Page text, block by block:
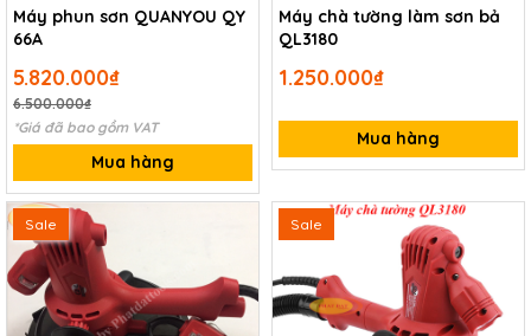
Máy phun sơn QUANYOU QY
66A
5.820.000₫
6.500.000₫
*Giá đã bao gồm VAT
Mua hàng
Máy chà tường làm sơn bả
QL3180
1.250.000₫
Mua hàng
Sale Sale